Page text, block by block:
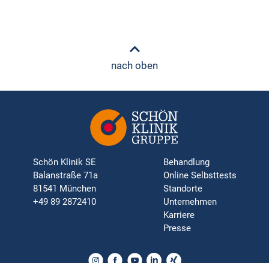
nach oben
Schön Klinik SE
Balanstraße 71a
81541 München
+49 89 2872410
Behandlung
Online Selbsttests
Standorte
Unternehmen
Karriere
Presse